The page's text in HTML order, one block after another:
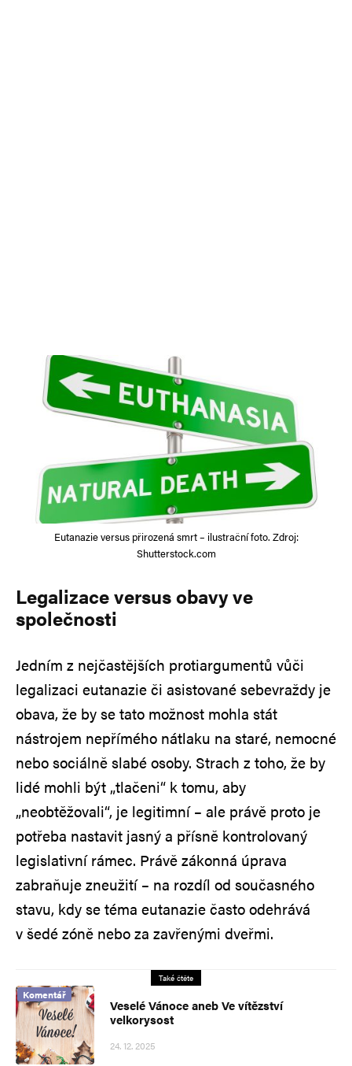
Eutanazie versus přirozená smrt – ilustrační foto. Zdroj:
Shutterstock.com
Legalizace versus obavy ve
společnosti
Jedním z nejčastějších protiargumentů vůči
legalizaci eutanazie či asistované sebevraždy je
obava, že by se tato možnost mohla stát
nástrojem nepřímého nátlaku na staré, nemocné
nebo sociálně slabé osoby. Strach z toho, že by
lidé mohli být „tlačeni“ k tomu, aby
„neobtěžovali“, je legitimní – ale právě proto je
potřeba nastavit jasný a přísně kontrolovaný
legislativní rámec. Právě zákonná úprava
zabraňuje zneužití – na rozdíl od současného
stavu, kdy se téma eutanazie často odehrává
v šedé zóně nebo za zavřenými dveřmi.
Také čtěte
Komentář
Veselé Vánoce aneb Ve vítězství
velkorysost
24. 12. 2025